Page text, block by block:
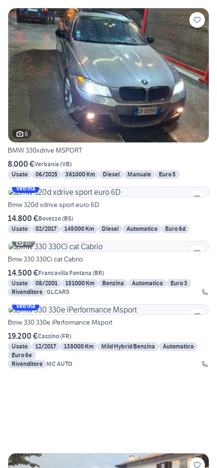
6
BMW 330xdrive MSPORT
8.000 €Verbania (VB)
Usato
06/2025 361000 Km Diesel Manuale
Euro 5
Vetrina
Bmw 320d xdrive sport euro 6D
14.800 €Bovezzo(BS)
Usato
02/2017 145000 Km Diesel Automatico
Euro 6d
30
Bmw 330 330Ci cat Cabrio
14.500 €Francavilla Fontana (BR)
Usato
08/2001 151000 Km Benzina Automatico
Euro 3
Rivenditore GLCARS
Vetrina
Bmw 330 330e iPerformance Msport
19.200 €Cassino(FR)
Usato
12/2017 138000 Km Mild Hybrid Benzina
Automatico
Euro 6e
Rivenditore MC AUTO